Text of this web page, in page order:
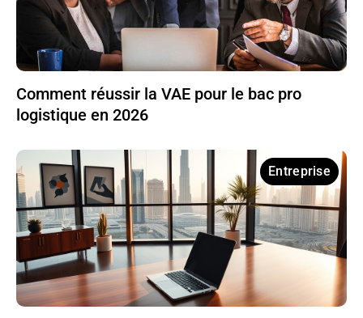
Comment réussir la VAE pour le bac pro
logistique en 2026
Entreprise